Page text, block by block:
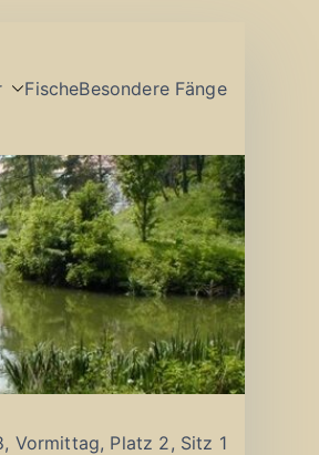
FischeBesondere Fänge
Vormittag, Platz 2, Sitz 1